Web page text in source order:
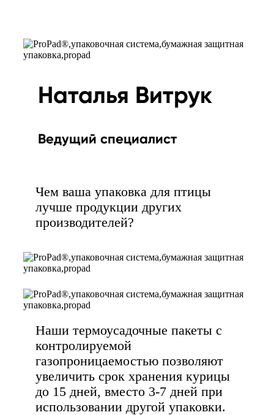
Наталья Витрук
Ведущий специалист
Чем ваша упаковка для птицы
лучше продукции других
производителей?
Наши термоусадочные пакеты с
контролируемой
газопроницаемостью позволяют
увеличить срок хранения курицы
до 15 дней, вместо 3-7 дней при
использовании другой упаковки.